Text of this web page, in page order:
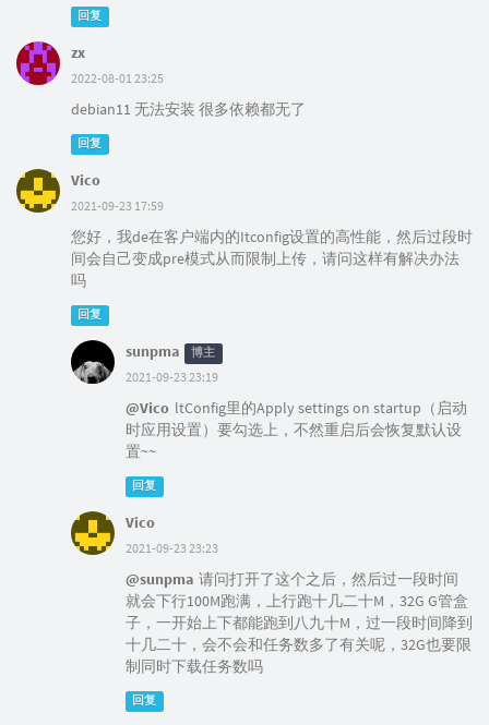
回复
zx
2022-08-01 23:25
debian11 无法安装 很多依赖都无了
回复
Vico
2021-09-23 17:59
您好，我de在客户端内的Itconfig设置的高性能，然后过段时
间会自己变成pre模式从而限制上传，请问这样有解决办法
吗
回复
sunpma 博主
2021-09-23 23:19
@Vico ltConfig里的Apply settings on startup（启动
时应用设置）要勾选上，不然重启后会恢复默认设
置~~
回复
Vico
2021-09-23 23:23
@sunpma 请问打开了这个之后，然后过一段时间
就会下行100M跑满，上行跑十几二十M，32G G管盒
子，一开始上下都能跑到八九十M，过一段时间降到
十几二十，会不会和任务数多了有关呢，32G也要限
制同时下载任务数吗
回复